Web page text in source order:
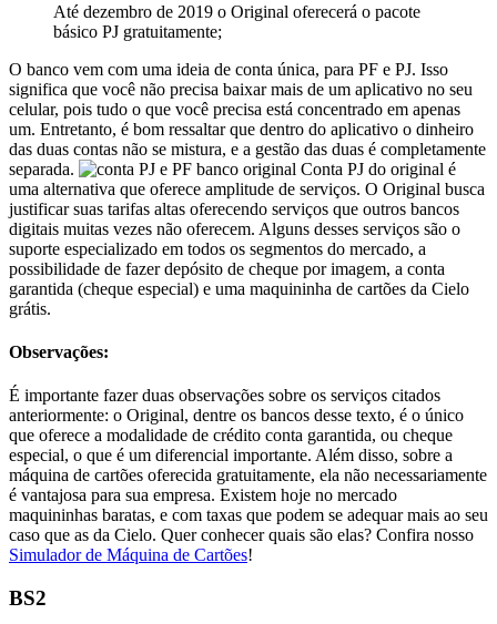
Até dezembro de 2019 o Original oferecerá o pacote
básico PJ gratuitamente;
O banco vem com uma ideia de conta única, para PF e PJ. Isso
significa que você não precisa baixar mais de um aplicativo no seu
celular, pois tudo o que você precisa está concentrado em apenas
um. Entretanto, é bom ressaltar que dentro do aplicativo o dinheiro
das duas contas não se mistura, e a gestão das duas é completamente
separada.
Conta PJ do original é
uma alternativa que oferece amplitude de serviços. O Original busca
justificar suas tarifas altas oferecendo serviços que outros bancos
digitais muitas vezes não oferecem. Alguns desses serviços são o
suporte especializado em todos os segmentos do mercado, a
possibilidade de fazer depósito de cheque por imagem, a conta
garantida (cheque especial) e uma maquininha de cartões da Cielo
grátis.
Observações:
É importante fazer duas observações sobre os serviços citados
anteriormente: o Original, dentre os bancos desse texto, é o único
que oferece a modalidade de crédito conta garantida, ou cheque
especial, o que é um diferencial importante. Além disso, sobre a
máquina de cartões oferecida gratuitamente, ela não necessariamente
é vantajosa para sua empresa. Existem hoje no mercado
maquininhas baratas, e com taxas que podem se adequar mais ao seu
caso que as da Cielo. Quer conhecer quais são elas? Confira nosso
Simulador de Máquina de Cartões!
BS2